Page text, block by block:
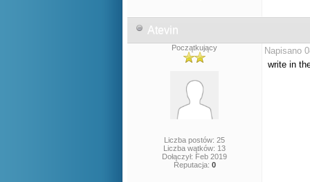
Atevin
Początkujący
Liczba postów: 25
Liczba wątków: 13
Dołączył: Feb 2019
Reputacja: 0
Napisano
write in